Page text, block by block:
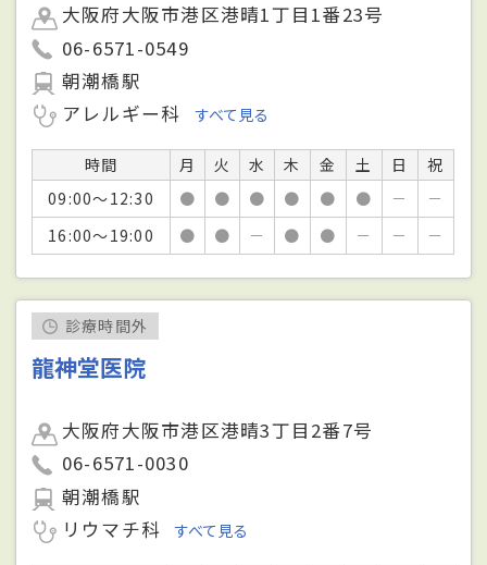
大阪府大阪市港区港晴1丁目1番23号
06-6571-0549
朝潮橋駅
アレルギー科
すべて見る
時間 月 火 水 木 金 土 日
祝
09:00～12:30
● ● ● ● ● ● －
－
16:00～19:00
● ● － ● ● － － －
診療時間外
龍神堂医院
大阪府大阪市港区港晴3丁目2番7号
06-6571-0030
朝潮橋駅
リウマチ科
すべて見る